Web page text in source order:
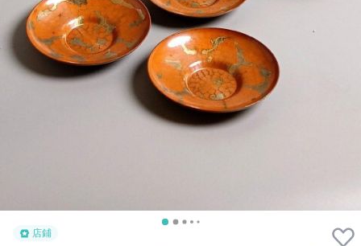
店鋪